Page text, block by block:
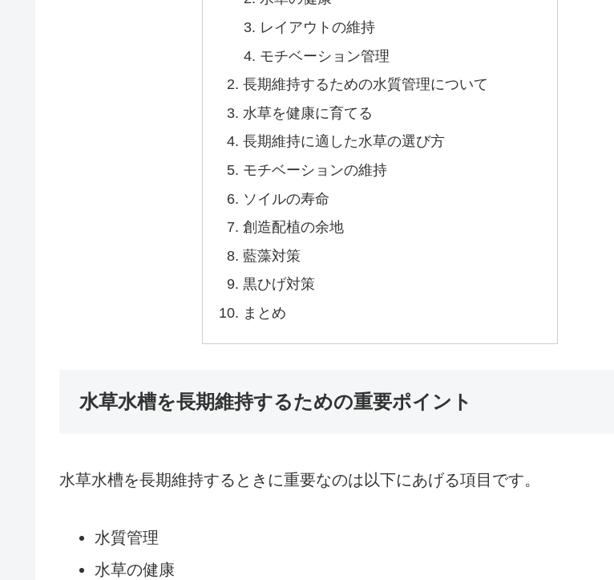
レイアウトの維持
モチベーション管理
長期維持するための水質管理について
水草を健康に育てる
長期維持に適した水草の選び方
モチベーションの維持
ソイルの寿命
創造配植の余地
藍藻対策
黒ひげ対策
まとめ
水草水槽を長期維持するための重要ポイント
水草水槽を長期維持するときに重要なのは以下にあげる項目です。
水質管理
水草の健康